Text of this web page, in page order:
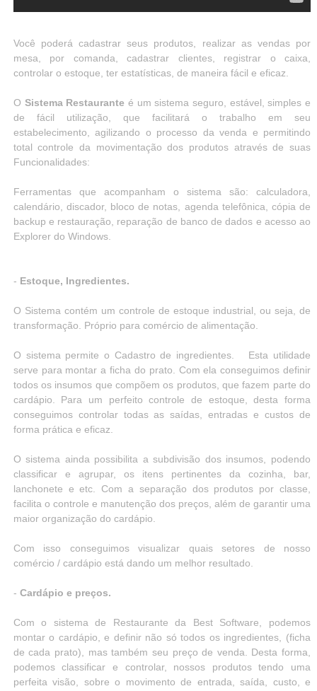
Você poderá cadastrar seus produtos, realizar as vendas por
mesa, por comanda, cadastrar clientes, registrar o caixa,
controlar o estoque, ter estatísticas, de maneira fácil e eficaz.
O Sistema Restaurante é um sistema seguro, estável, simples e
de fácil utilização, que facilitará o trabalho em seu
estabelecimento, agilizando o processo da venda e permitindo
total controle da movimentação dos produtos através de suas
Funcionalidades:
Ferramentas que acompanham o sistema são: calculadora,
calendário, discador, bloco de notas, agenda telefônica, cópia de
backup e restauração, reparação de banco de dados e acesso ao
Explorer do Windows.
- Estoque, Ingredientes.
O Sistema contém um controle de estoque industrial, ou seja, de
transformação. Próprio para comércio de alimentação.
O sistema permite o Cadastro de ingredientes. Esta utilidade
serve para montar a ficha do prato. Com ela conseguimos definir
todos os insumos que compõem os produtos, que fazem parte do
cardápio. Para um perfeito controle de estoque, desta forma
conseguimos controlar todas as saídas, entradas e custos de
forma prática e eficaz.
O sistema ainda possibilita a subdivisão dos insumos, podendo
classificar e agrupar, os itens pertinentes da cozinha, bar,
lanchonete e etc. Com a separação dos produtos por classe,
facilita o controle e manutenção dos preços, além de garantir uma
maior organização do cardápio.
Com isso conseguimos visualizar quais setores de nosso
comércio / cardápio está dando um melhor resultado.
- Cardápio e preços.
Com o sistema de Restaurante da Best Software, podemos
montar o cardápio, e definir não só todos os ingredientes, (ficha
de cada prato), mas também seu preço de venda. Desta forma,
podemos classificar e controlar, nossos produtos tendo uma
perfeita visão, sobre o movimento de entrada, saída, custo, e